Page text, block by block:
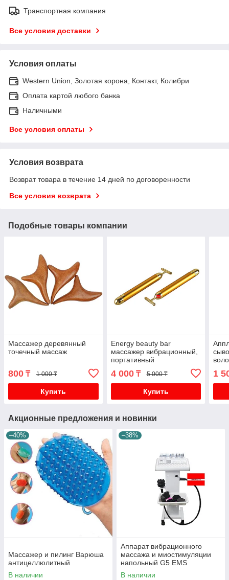
Транспортная компания
Все условия доставки
Условия оплаты
Western Union, Золотая корона, Контакт, Колибри
Оплата картой любого банка
Наличными
Все условия оплаты
Условия возврата
Возврат товара в течение 14 дней по договоренности
Все условия возврата
Подобные товары компании
Массажер деревянный
точечный массаж
800 ₸ 1 000 ₸
Купить
Energy beauty bar
массажер вибрационный,
портативный
4 000₸ 5 000 ₸
Купить
1
Акционные предложения и новинки
–40%
Массажер и пилинг Варюша
антицеллюлитный
В наличии
–38%
Аппарат вибрационного
массажа и миостимуляции
напольный G5 EMS
В наличии